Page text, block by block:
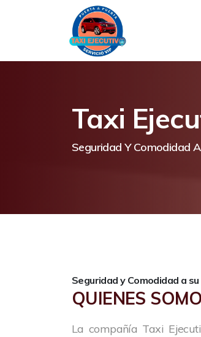
Taxi
Seguridad Y Comodidad
Seguridad y Comodidad a
QUIENES
La compañía Taxi